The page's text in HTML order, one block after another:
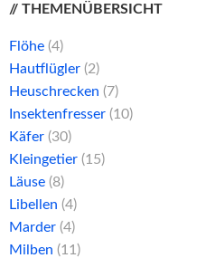
// THEMENÜBERSICHT
Flöhe (4)
Hautflügler (2)
Heuschrecken (7)
Insektenfresser (10)
Käfer (30)
Kleingetier (15)
Läuse (8)
Libellen (4)
Marder (4)
Milben (11)